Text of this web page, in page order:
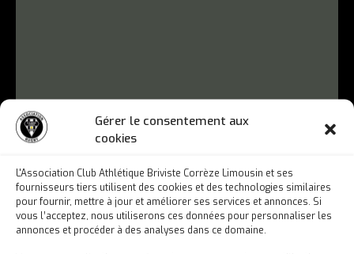
Gérer le consentement aux
cookies
L'Association Club Athlétique Briviste Corrèze Limousin et ses
fournisseurs tiers utilisent des cookies et des technologies similaires
pour fournir, mettre à jour et améliorer ses services et annonces. Si
vous l’acceptez, nous utiliserons ces données pour personnaliser les
annonces et procéder à des analyses dans ce domaine.